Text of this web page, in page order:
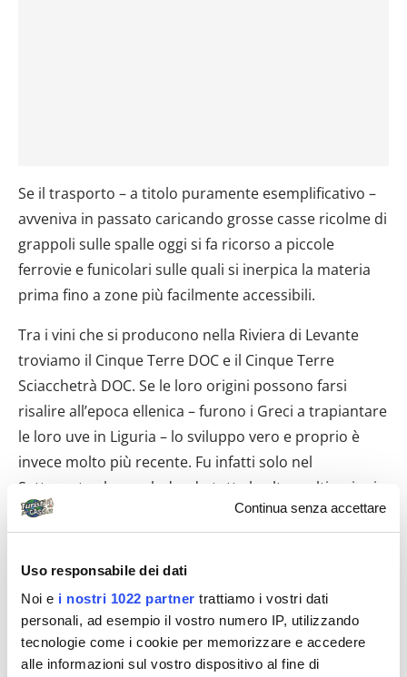
Continua senza accettare
Uso responsabile dei dati
Noi e i nostri 1022 partner trattiamo i vostri dati
personali, ad esempio il vostro numero IP, utilizzando
tecnologie come i cookie per memorizzare e accedere
alle informazioni sul vostro dispositivo al fine di
Se il trasporto – a titolo puramente esemplificativo –
avveniva in passato caricando grosse casse ricolme di
grappoli sulle spalle oggi si fa ricorso a piccole
ferrovie e funicolari sulle quali si inerpica la materia
prima fino a zone più facilmente accessibili.
Tra i vini che si producono nella Riviera di Levante
troviamo il Cinque Terre DOC e il Cinque Terre
Sciacchetrà DOC. Se le loro origini possono farsi
risalire all’epoca ellenica – furono i Greci a trapiantare
le loro uve in Liguria – lo sviluppo vero e proprio è
invece molto più recente. Fu infatti solo nel
Settecento che, escludendo tutte le altre coltivazioni
(particolarmente quelle dell’olio) si fece maggior
spazio alle viti. Dopo la quasi totale scomparsa delle
viti a causa dell’attecchimento della filossera negli
anni Venti, la maggiore consapevolezza botanico-
industriale portò a un rinnovato interesse per questa
produzione, tutelata dal 1999 con l’istituzione del
Parco nazionale delle Cinque Terre.